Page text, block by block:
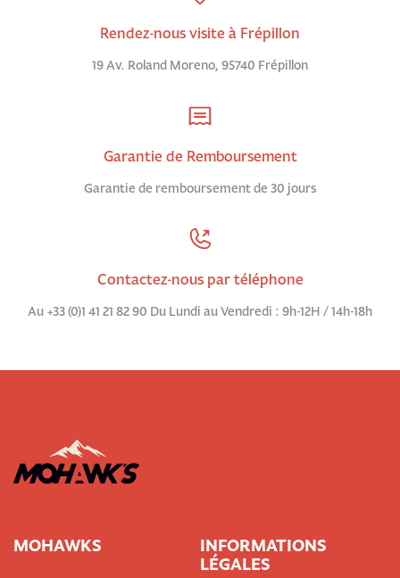
Rendez-nous visite à Frépillon
19 Av. Roland Moreno, 95740 Frépillon
Garantie de Remboursement
Garantie de remboursement de 30 jours
Contactez-nous par téléphone
Au +33 (0)1 41 21 82 90 Du Lundi au Vendredi : 9h-12H / 14h-18h
MOHAWKS
INFORMATIONS
LÉGALES